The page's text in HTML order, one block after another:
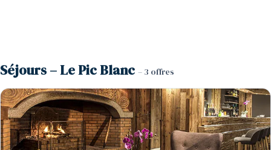
Séjours – Le Pic Blanc – 3 offres
🏨